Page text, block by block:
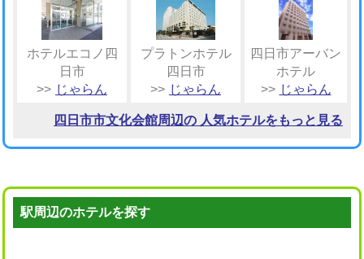
ホテルエコノ四
日市
>> じゃらん
プラトンホテル
四日市
>> じゃらん
四日市アーバン
ホテル
>> じゃらん
四日市市文化会館周辺の 人気ホテルをもっと見る
駅周辺のホテルを探す